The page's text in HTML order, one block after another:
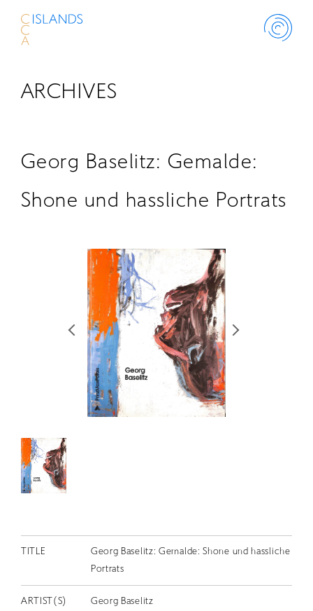
ABOUT
SCHOLARSHIP
RETRACE
コンサート
出演者
出版物
スカラシップ受賞者
JP
ARCHIVES
Georg Baselitz: Gemalde:
Shone und hassliche Portrats
TITLE
Georg Baselitz: Gemalde: Shone und hassliche
Portrats
ARTIST(S) Georg Baselitz